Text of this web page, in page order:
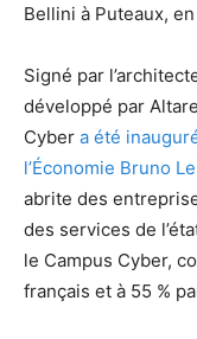
Bellini à Puteaux,
Signé par
développé par
Cyber a été
l’Économie Bruno
abrite des
des services de
le Campus Cyber,
français et à 55 %